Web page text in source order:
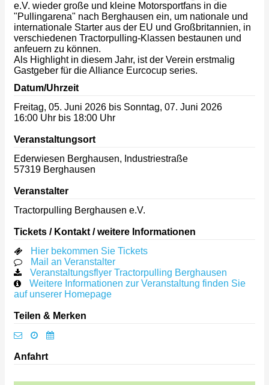
e.V. wieder große und kleine Motorsportfans in die
"Pullingarena" nach Berghausen ein, um nationale und
internationale Starter aus der EU und Großbritannien, in
verschiedenen Tractorpulling-Klassen bestaunen und
anfeuern zu können.
Als Highlight in diesem Jahr, ist der Verein erstmalig
Gastgeber für die Alliance Eurcocup series.
Datum/Uhrzeit
Freitag, 05. Juni 2026 bis Sonntag, 07. Juni 2026
16:00 Uhr bis 18:00 Uhr
Veranstaltungsort
Ederwiesen Berghausen, Industriestraße
57319 Berghausen
Veranstalter
Tractorpulling Berghausen e.V.
Tickets / Kontakt / weitere Informationen
Hier bekommen Sie Tickets
Mail an Veranstalter
Veranstaltungsflyer Tractorpulling Berghausen
Weitere Informationen zur Veranstaltung finden Sie
auf unserer Homepage
Teilen & Merken
Anfahrt